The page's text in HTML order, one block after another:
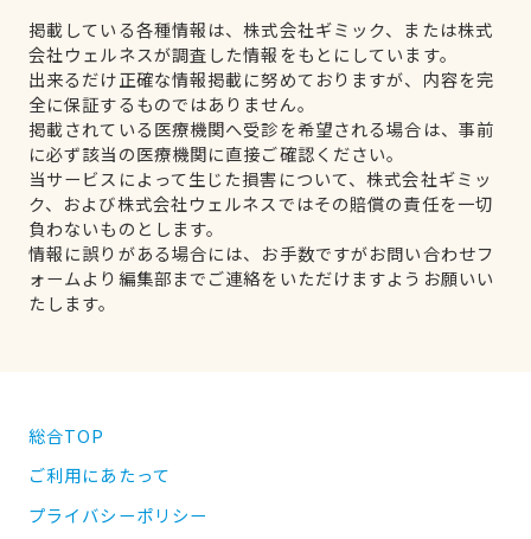
掲載している各種情報は、株式会社ギミック、または株式
会社ウェルネスが調査した情報をもとにしています。
出来るだけ正確な情報掲載に努めておりますが、内容を完
全に保証するものではありません。
掲載されている医療機関へ受診を希望される場合は、事前
に必ず該当の医療機関に直接ご確認ください。
当サービスによって生じた損害について、株式会社ギミッ
ク、および株式会社ウェルネスではその賠償の責任を一切
負わないものとします。
情報に誤りがある場合には、お手数ですがお問い合わせフ
ォームより編集部までご連絡をいただけますようお願いい
たします。
総合TOP
ご利用にあたって
プライバシーポリシー